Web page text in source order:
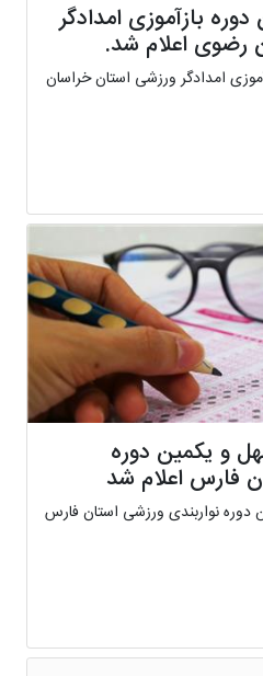
بازآموزی امدادگر
رضوی اعلام شد.
امدادگر ورزشی استان خراسان
و یکمین دوره
فارس اعلام شد
دوره نواربندی ورزشی استان فارس